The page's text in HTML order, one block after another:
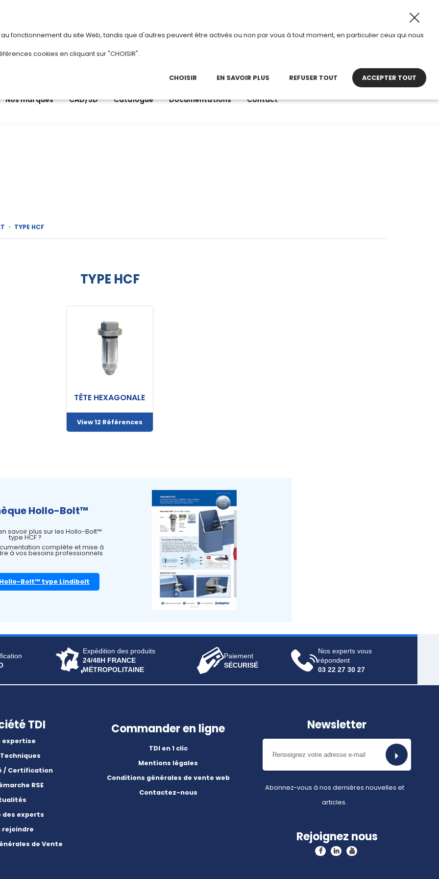
Du 3 au 28 août 2026, TDI passe en mode été. Horaires
Nos marques CAD/3D Catalogue Documentations Contact
› TYPE HCF
TYPE HCF
TÊTE HEXAGONALE
View 12 Références
Hollo-Bolt™
savoir plus sur les Hollo-Bolt™
type HCF ?
complète et mise à
à vos besoins professionnels
Bolt™ type Lindibolt
Expédition des produits
24/48H FRANCE
MÉTROPOLITAINE
Paiement
SÉCURISÉ
Nos experts vous
répondent
03 22 27 30 27
TDI
expertise
/ Certification
RSE
des experts
rejoindre
de Vente
Commander en ligne
TDI en 1 clic
Mentions légales
Conditions générales de vente web
Contactez-nous
Newsletter
Abonnez-vous à nos dernières nouvelles et
articles.
Rejoignez nous
fonctionnement du site Web, tandis que d'autres peuvent être activés ou non par vous à tout moment, en particulier ceux qui nous
cookies en cliquant sur "CHOISIR".
CHOISIR EN SAVOIR PLUS REFUSER TOUT ACCEPTER TOUT